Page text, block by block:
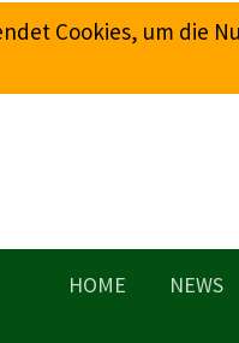
HOME NEWS
Cookies, um die